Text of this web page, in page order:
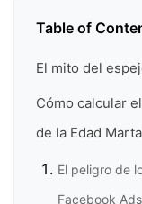
Table of
El mito del
Cómo calcular
de la Edad
El peligro de
Facebook Ads